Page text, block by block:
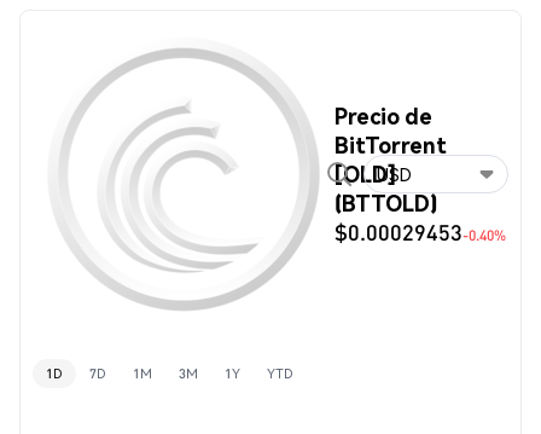
Precio de
BitTorrent
[OLD]
(BTTOLD)
$0.00029453-0.40%
USD
1D 7D 1M 3M 1Y YTD